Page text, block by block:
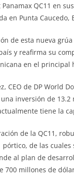
Panamax QC11 en
en Punta Caucedo,
de esta nueva
y reafirma su
en el principal
CEO de DP World
inversión de
tiene la
de la QC11,
pórtico, de las
al plan de
700 millones de